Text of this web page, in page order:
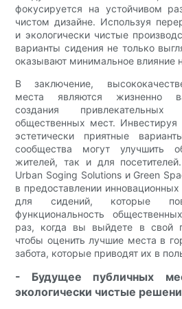
фокусируется на устойчивом
чистом дизайне. Используя
и экологически чистые
варианты сидения не только
оказывают минимальное влияние
В заключение,
места являются жизненно
создания
общественных мест.
эстетически приятные
сообщества могут улучшить
жителей, так и для
Urban Soging Solutions и Green
в предоставлении
для сидений, которые
функциональность
раз, когда вы выйдете в свой
чтобы оценить лучшие места в
забота, которые приводят их в
- Будущее публичных
экологически чистые